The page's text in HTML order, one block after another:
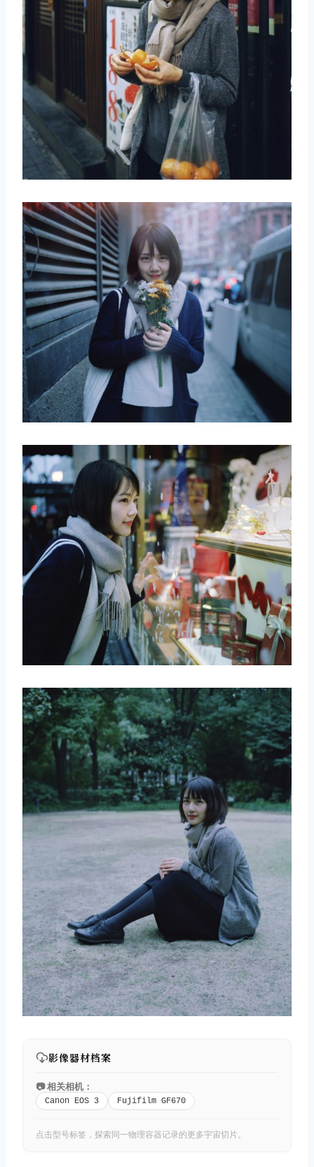
影像器材档案
📷 相关相机：
Canon EOS 3 Fujifilm GF670
点击型号标签，探索同一物理容器记录的更多宇宙切片。
取消 搜索